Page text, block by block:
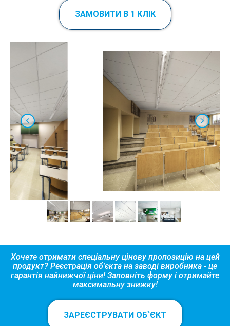
ЗАМОВИТИ В 1 КЛІК
Хочете отримати спеціальну цінову пропозицію на цей
продукт? Реєстрація об'єкта на заводі виробника - це
гарантія найнижчої ціни! Заповніть форму і отримайте
максимальну знижку!
ЗАРЕЄСТРУВАТИ ОБ`ЄКТ